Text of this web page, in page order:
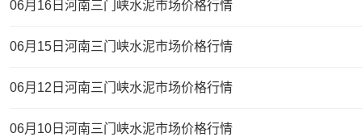
06月16日河南三门峡水泥市场价格行情
06月15日河南三门峡水泥市场价格行情
06月12日河南三门峡水泥市场价格行情
06月10日河南三门峡水泥市场价格行情